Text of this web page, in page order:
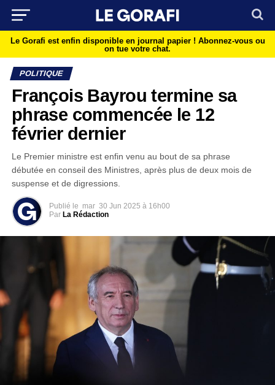
Le Gorafi est enfin disponible en journal papier ! Abonnez-vous ou
on tue votre chat.
POLITIQUE
François Bayrou termine sa
phrase commencée le 12
février dernier
Le Premier ministre est enfin venu au bout de sa phrase
débutée en conseil des Ministres, après plus de deux mois de
suspense et de digressions.
Publié le mar 30 Jun 2025 à 16h00
Par La Rédaction